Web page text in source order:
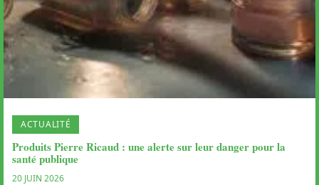
ACTUALITÉ
Produits Pierre Ricaud : une alerte sur leur danger pour la
santé publique
20 JUIN 2026